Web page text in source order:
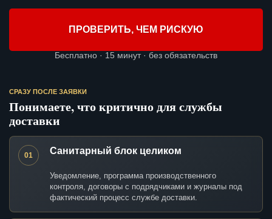
ПРОВЕРИТЬ, ЧЕМ РИСКУЮ
Бесплатно · 15 минут · без обязательств
СРАЗУ ПОСЛЕ ЗАЯВКИ
Понимаете, что критично для службы
доставки
01 Санитарный блок целиком
Уведомление, программа производственного
контроля, договоры с подрядчиками и журналы под
фактический процесс службе доставки.